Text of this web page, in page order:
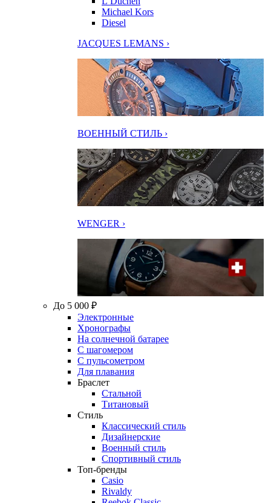
Michael Kors
Diesel
JACQUES LEMANS ›
ВОЕННЫЙ СТИЛЬ ›
WENGER ›
До 5 000 ₽
Электронные
Хронографы
На солнечной батарее
С шагомером
С пульсометром
Для плавания
Браслет
Стальной
Титановый
Стиль
Классический стиль
Дизайнерские
Военный стиль
Спортивный стиль
Топ-бренды
Casio
Rivaldy